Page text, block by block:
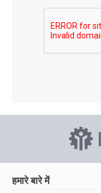
हमारे बारे में